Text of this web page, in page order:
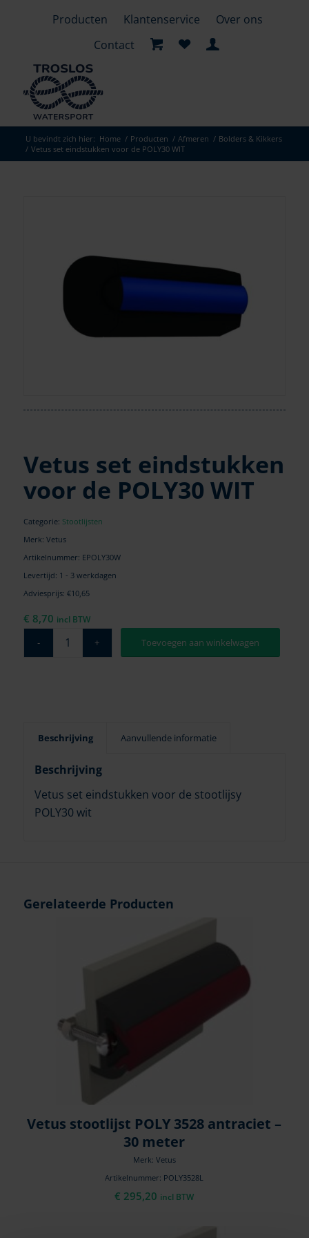
Producten Klantenservice
Over ons
Contact
U bevindt zich hier: Home / Producten / Afmeren / Bolders & Kikkers
/ Vetus set eindstukken voor de POLY30 WIT
Vetus set eindstukken
voor de POLY30 WIT
Categorie: Stootlijsten
Merk: Vetus
Artikelnummer: EPOLY30W
Levertijd: 1 - 3 werkdagen
Adviesprijs: €10,65
€ 8,70 incl BTW
Toevoegen aan winkelwagen
Beschrijving Aanvullende informatie
Beschrijving
Vetus set eindstukken voor de stootlijsy
POLY30 wit
Gerelateerde Producten
Vetus stootlijst POLY 3528 antraciet –
30 meter
Merk: Vetus
Artikelnummer: POLY3528L
€ 295,20 incl BTW